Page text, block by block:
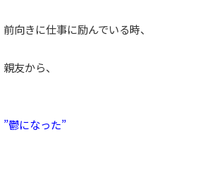
前向きに仕事に励んでいる時、
親友から、
”鬱になった”